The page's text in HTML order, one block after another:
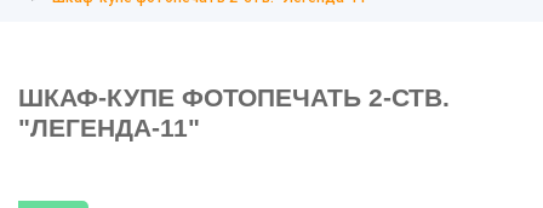
ШКАФ-КУПЕ ФОТОПЕЧАТЬ 2-СТВ.
"ЛЕГЕНДА-11"